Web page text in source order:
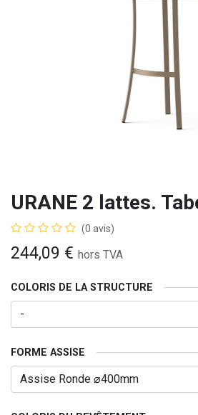
URANE 2 lattes.
(0 avis)
244,09 € hors TVA
COLORIS DE LA STRUCTURE
FORME ASSISE